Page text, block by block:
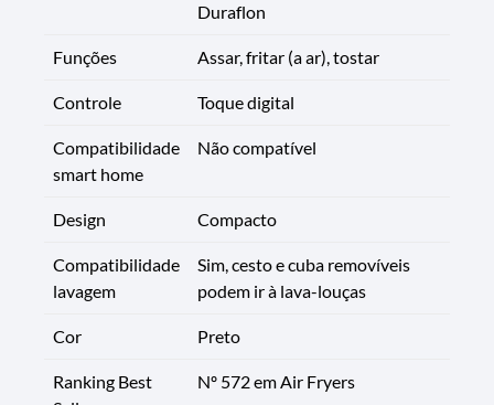
Duraflon
Funções Assar, fritar (a ar), tostar
Controle Toque digital
Compatibilidade
smart home
Não compatível
Design Compacto
Compatibilidade
lavagem
Sim, cesto e cuba removíveis
podem ir à lava-louças
Cor Preto
Ranking Best
Nº 572 em Air Fryers